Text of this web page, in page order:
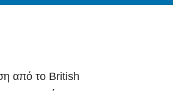
από το British